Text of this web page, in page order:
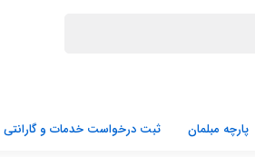
پارچه مبلمان ثبت درخواست خدمات و گارانتی